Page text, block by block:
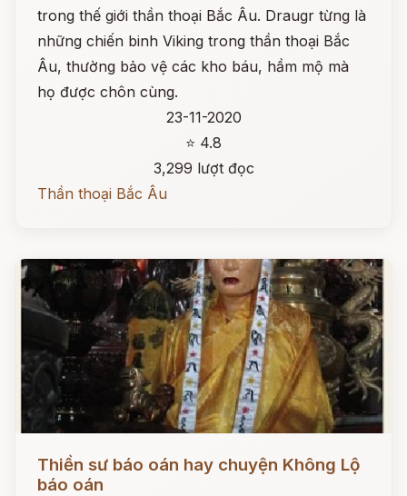
trong thế giới thần thoại Bắc Âu. Draugr từng là
những chiến binh Viking trong thần thoại Bắc
Âu, thường bảo vệ các kho báu, hầm mộ mà
họ được chôn cùng.
23-11-2020
⭐ 4.8
3,299 lượt đọc
Thần thoại Bắc Âu
Đọc ngay
Thiền sư báo oán hay chuyện Không Lộ
báo oán